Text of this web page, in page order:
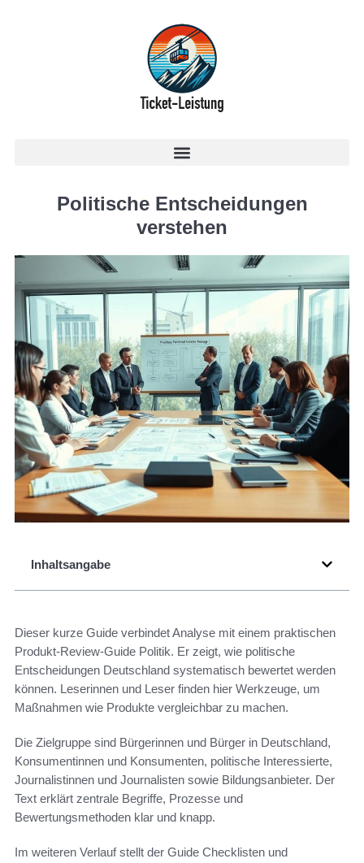
Politische Entscheidungen
verstehen
Inhaltsangabe
Dieser kurze Guide verbindet Analyse mit einem praktischen
Produkt-Review-Guide Politik. Er zeigt, wie politische
Entscheidungen Deutschland systematisch bewertet werden
können. Leserinnen und Leser finden hier Werkzeuge, um
Maßnahmen wie Produkte vergleichbar zu machen.
Die Zielgruppe sind Bürgerinnen und Bürger in Deutschland,
Konsumentinnen und Konsumenten, politische Interessierte,
Journalistinnen und Journalisten sowie Bildungsanbieter. Der
Text erklärt zentrale Begriffe, Prozesse und
Bewertungsmethoden klar und knapp.
Im weiteren Verlauf stellt der Guide Checklisten und